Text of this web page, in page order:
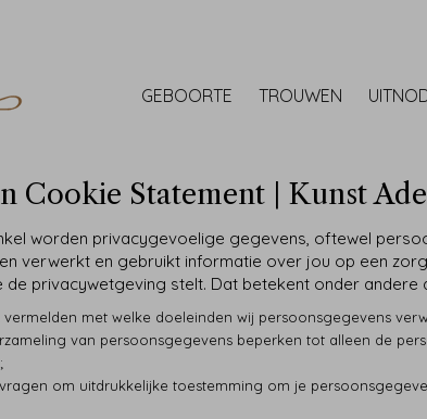
GEBOORTE TROUWEN
Cookie Statement | Kunst
worden privacygevoelige gegevens, oftewel
verwerkt en gebruikt informatie over jou op een
de privacywetgeving stelt. Dat betekent onder andere
vermelden met welke doeleinden wij persoonsgegevens
van persoonsgegevens beperken tot alleen de
om uitdrukkelijke toestemming om je